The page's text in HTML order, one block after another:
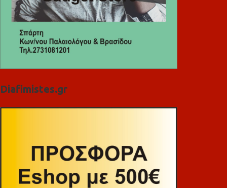
Diafimistes.gr